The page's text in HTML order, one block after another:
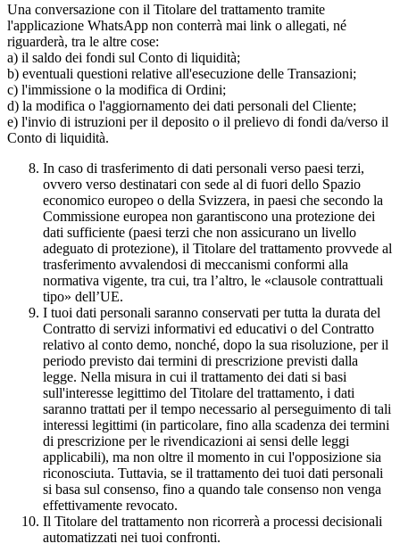
Una conversazione con il Titolare del trattamento tramite
l'applicazione WhatsApp non conterrà mai link o allegati, né
riguarderà, tra le altre cose:
a) il saldo dei fondi sul Conto di liquidità;
b) eventuali questioni relative all'esecuzione delle Transazioni;
c) l'immissione o la modifica di Ordini;
d) la modifica o l'aggiornamento dei dati personali del Cliente;
e) l'invio di istruzioni per il deposito o il prelievo di fondi da/verso il
Conto di liquidità.
In caso di trasferimento di dati personali verso paesi terzi,
ovvero verso destinatari con sede al di fuori dello Spazio
economico europeo o della Svizzera, in paesi che secondo la
Commissione europea non garantiscono una protezione dei
dati sufficiente (paesi terzi che non assicurano un livello
adeguato di protezione), il Titolare del trattamento provvede al
trasferimento avvalendosi di meccanismi conformi alla
normativa vigente, tra cui, tra l’altro, le «clausole contrattuali
tipo» dell’UE.
I tuoi dati personali saranno conservati per tutta la durata del
Contratto di servizi informativi ed educativi o del Contratto
relativo al conto demo, nonché, dopo la sua risoluzione, per il
periodo previsto dai termini di prescrizione previsti dalla
legge. Nella misura in cui il trattamento dei dati si basi
sull'interesse legittimo del Titolare del trattamento, i dati
saranno trattati per il tempo necessario al perseguimento di tali
interessi legittimi (in particolare, fino alla scadenza dei termini
di prescrizione per le rivendicazioni ai sensi delle leggi
applicabili), ma non oltre il momento in cui l'opposizione sia
riconosciuta. Tuttavia, se il trattamento dei tuoi dati personali
si basa sul consenso, fino a quando tale consenso non venga
effettivamente revocato.
Il Titolare del trattamento non ricorrerà a processi decisionali
automatizzati nei tuoi confronti.